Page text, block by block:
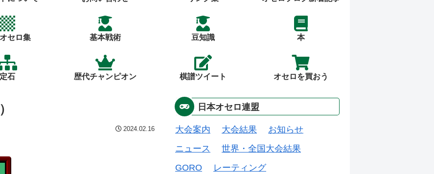
セロ集 基本戦術 豆知識 本
定石 歴代チャンピオン 棋譜ツイート オセロを買おう
2024.02.16
日本オセロ連盟
大会案内 大会結果
お知らせ
ニュース
世界・全国大会結果
GORO
レーティング